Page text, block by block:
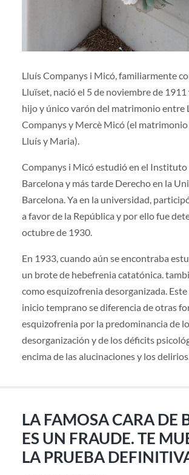
Lluís Companys i Micó, familiarmente
Lluïset, nació el 5 de noviembre de
hijo y único varón del matrimonio entre
Companys y Mercè Micó (el
Lluís y Maria).
Companys i Micó estudió en el Instituto
Barcelona y más tarde Derecho en la
Barcelona. Ya en la universidad,
a favor de la República y por ello fue
octubre de 1930.
En 1933, cuando aún se encontraba
un brote de hebefrenia catatónica.
como esquizofrenia desorganizada.
inicio temprano se diferencia de otras
esquizofrenia por la predominancia de
desorganización y de los déficits
encima de las alucinaciones y los
LA FAMOSA CARA DE
ES UN FRAUDE. TE
LA PRUEBA